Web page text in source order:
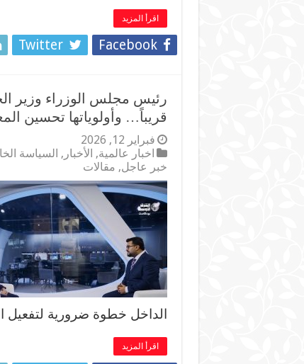
اقرأ المزيد
Facebook
Twitter
رئيس مجلس الوزراء وزير
قريباً… وأولوياتها تحسين
فبراير 12, 2026
اخبار عالمية, الأخبار , السياسة
خبر عاجل, مقالات
الداخل خطوة ضرورية لتفعيل
اقرأ المزيد